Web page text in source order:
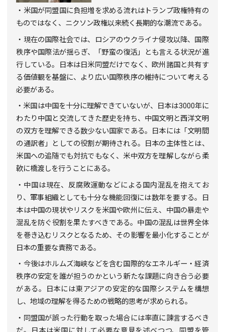
・米国が同盟国に負担増を求める流れはトランプ政権特有の
ものではなく、ニクソン政権以来続く長期的な潮流である。
・現在の国際社会では、ロシアのウクライナ侵攻以降、国際
秩序や国際法が揺らぎ、「野蛮の復活」とも言える状況が進
行している。日本は日米同盟だけでなく、欧州諸国と共有す
る価値観を基盤に、より広い国際秩序の維持について考える
必要がある。
・米国は中国を十分に理解できていないが、日本は3000年に
わたり中国と交流してきた歴史を持ち、中国文明と西洋文明
の双方を理解できる数少ない国家である。日本には「文明間
の通訳者」としての役割が期待される。日本の主体性とは、
米国への追随でも対抗でもなく、米中双方を理解しながら柔
軟に橋渡しを行うことにある。
・中国は現在、反腐敗運動などによる国内混乱を抱えてお
り、軍事組織としても十分な機能回復には数年を要する。日
本は中国の現状やリスクを米国や欧州に伝え、中国の暴走や
混乱を防ぐ役割を果たすべきである。中国の混乱は世界全体
を巻き込むリスクとなるため、その影響を最小化することが
日本の重要な責務である。
・今後はホルムズ海峡などを含む国際的なエネルギー・経済
秩序の安定を誰が担うのかという新たな課題に向き合う必要
がある。日本には東アジアの安定的な国際システムを構想
し、地域の理解を得るための戦略的思考が求められる。
・同盟国が誤った行動を取った場合には率直に諫言するべき